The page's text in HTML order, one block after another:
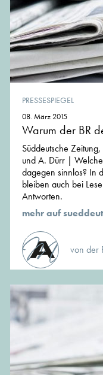
PRESSESPIEGEL
08. März 2015
Warum der BR
Süddeutsche
und A. Dürr |
dagegen sinnlos? In
bleiben auch bei
Antworten.
mehr auf
von der